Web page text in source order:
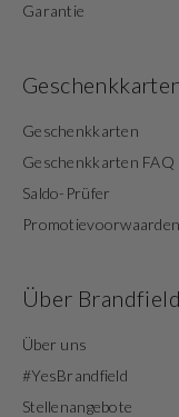
Garantie
Geschenkkarten
Geschenkkarten FAQ
Saldo-Prüfer
Promotievoorwaarden
Über Brandfield
Über uns
#YesBrandfield
Stellenangebote